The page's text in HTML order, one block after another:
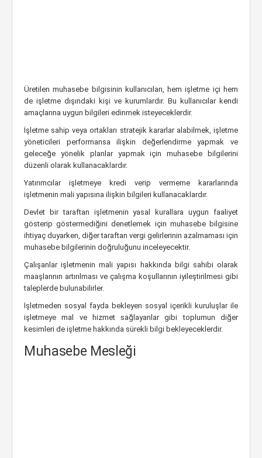
Üretilen muhasebe bilgisinin kullanıcıları, hem işletme içi hem
de işletme dışındaki kişi ve kurumlardır. Bu kullanıcılar kendi
amaçlarına uygun bilgileri edinmek isteyeceklerdir.
İşletme sahip veya ortakları stratejik kararlar alabilmek, işletme
yöneticileri performansa ilişkin değerlendirme yapmak ve
geleceğe yönelik planlar yapmak için muhasebe bilgilerini
düzenli olarak kullanacaklardır.
Yatırımcılar işletmeye kredi verip vermeme kararlarında
işletmenin mali yapısına ilişkin bilgileri kullanacaklardır.
Devlet bir taraftan işletmenin yasal kurallara uygun faaliyet
gösterip göstermediğini denetlemek için muhasebe bilgisine
ihtiyaç duyarken, diğer taraftan vergi gelirlerinin azalmaması için
muhasebe bilgilerinin doğruluğunu inceleyecektir.
Çalışanlar işletmenin mali yapısı hakkında bilgi sahibi olarak
maaşlarının artırılması ve çalışma koşullarının iyileştirilmesi gibi
taleplerde bulunabilirler.
İşletmeden sosyal fayda bekleyen sosyal içerikli kuruluşlar ile
işletmeye mal ve hizmet sağlayanlar gibi toplumun diğer
kesimleri de işletme hakkında sürekli bilgi bekleyeceklerdir.
Muhasebe Mesleği